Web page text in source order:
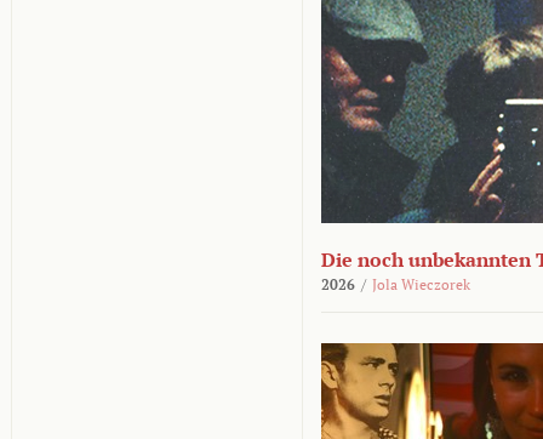
Die noch unbekannten
2026 / Jola Wieczorek